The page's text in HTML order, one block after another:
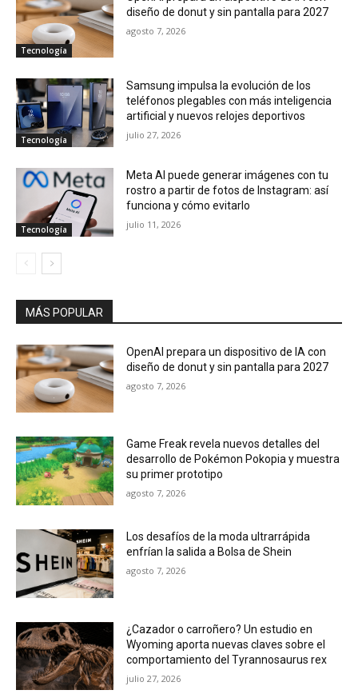
Tecnología
diseño de donut y sin pantalla para 2027
agosto 7, 2026
Tecnología
Samsung impulsa la evolución de los
teléfonos plegables con más inteligencia
artificial y nuevos relojes deportivos
julio 27, 2026
Tecnología
Meta AI puede generar imágenes con tu
rostro a partir de fotos de Instagram: así
funciona y cómo evitarlo
julio 11, 2026
MÁS POPULAR
OpenAI prepara un dispositivo de IA con
diseño de donut y sin pantalla para 2027
agosto 7, 2026
Game Freak revela nuevos detalles del
desarrollo de Pokémon Pokopia y muestra
su primer prototipo
agosto 7, 2026
Los desafíos de la moda ultrarrápida
enfrían la salida a Bolsa de Shein
agosto 7, 2026
¿Cazador o carroñero? Un estudio en
Wyoming aporta nuevas claves sobre el
comportamiento del Tyrannosaurus rex
julio 27, 2026